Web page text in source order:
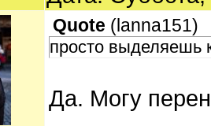
Quote (lanna151)
просто выделяешь
Да. Могу